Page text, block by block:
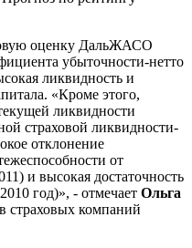
оценку ДальЖАСО
убыточности-нетто
ликвидность и
«Кроме этого,
ликвидности
страховой ликвидности-
отклонение
от
и высокая достаточность
год)», - отмечает Ольга
страховых компаний